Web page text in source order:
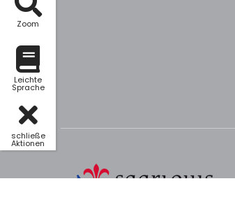
Zoom
Leichte
Sprache
schließe
Aktionen